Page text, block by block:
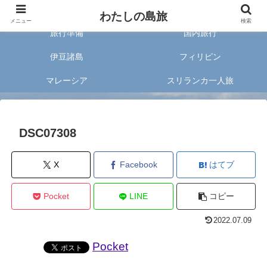
旅好きな20代女子が案内する旅のあれこれ✈︎
旅行準備 国内旅行
伊豆諸島 フィリピン
マレーシア スリランカ一人旅
DSC07308
X Facebook はてブ
Pocket LINE コピー
2022.07.09
Pocket
メニュー わたしの島旅 検索